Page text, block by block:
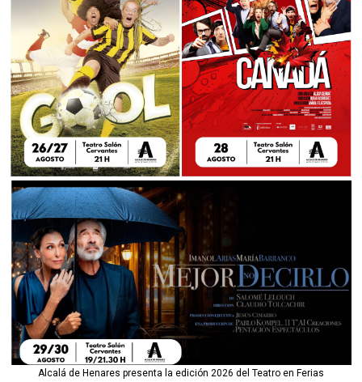
Alcalá de Henares presenta la edición 2026 del Teatro en Ferias